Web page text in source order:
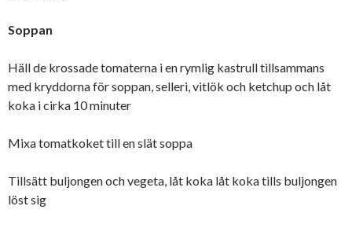
Soppan
Häll de krossade tomaterna i en rymlig kastrull tillsammans
med kryddorna för soppan, selleri, vitlök och ketchup och låt
koka i cirka 10 minuter
Mixa tomatkoket till en slät soppa
Tillsätt buljongen och vegeta, låt koka låt koka tills buljongen
löst sig